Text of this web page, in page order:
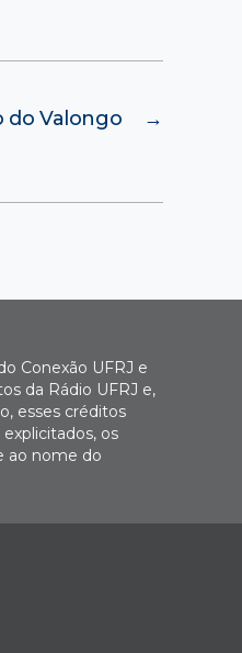
→
do Valongo
Conexão UFRJ e
da Rádio UFRJ e,
esses créditos
os
ao nome do